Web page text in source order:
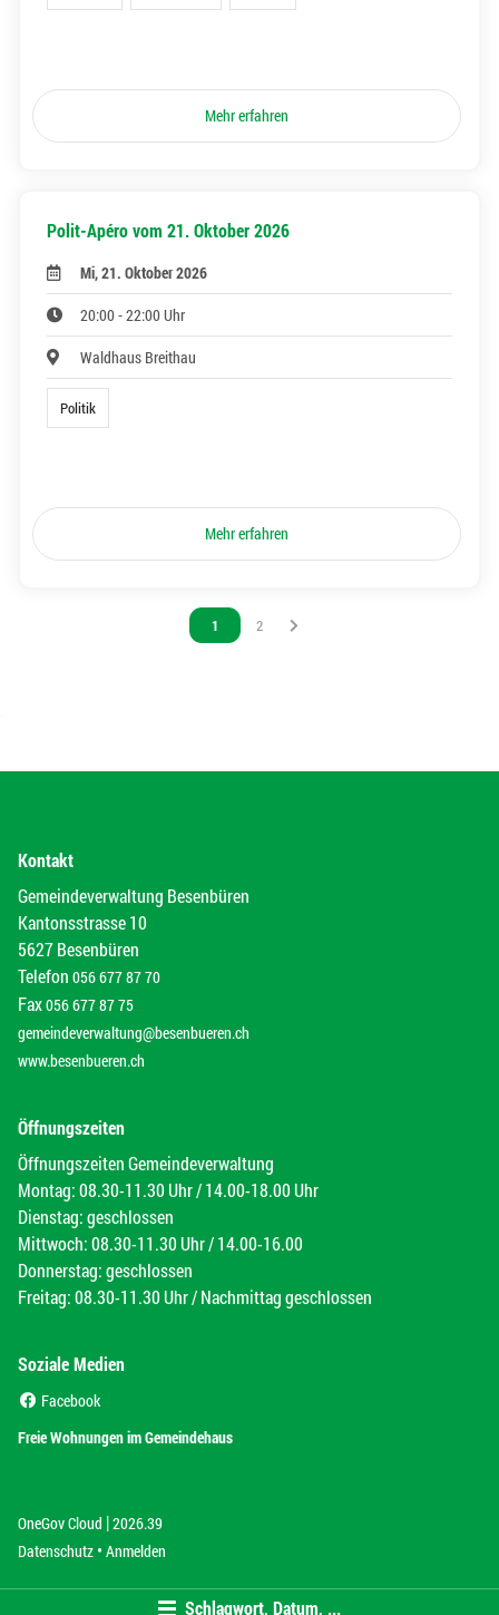
Schlagwort, Datum, ...
Mehr erfahren
Polit-Apéro vom 21. Oktober 2026
Mi, 21. Oktober 2026
20:00 - 22:00 Uhr
Waldhaus Breithau
Politik
Mehr erfahren
Vous êtes sur la page
1 Vous êtes sur la page
2
Kontakt
Gemeindeverwaltung Besenbüren
Kantonsstrasse 10
5627 Besenbüren
Telefon 056 677 87 70
Fax056 677 87 75
gemeindeverwaltung@besenbueren.ch
www.besenbueren.ch
Öffnungszeiten
Öffnungszeiten Gemeindeverwaltung
Montag: 08.30-11.30 Uhr / 14.00-18.00 Uhr
Dienstag: geschlossen
Mittwoch: 08.30-11.30 Uhr / 14.00-16.00
Donnerstag: geschlossen
Freitag: 08.30-11.30 Uhr / Nachmittag geschlossen
Soziale Medien
Facebook
Freie Wohnungen im Gemeindehaus
OneGov Cloud (External Link)
|2026.39
Datenschutz (External Link)
Anmelden